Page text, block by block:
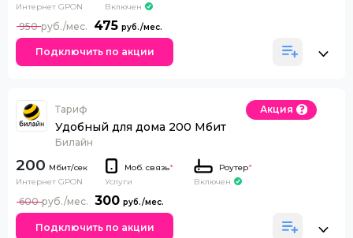
Интернет GPON
Включен
475
950
Подключить по акции
Тариф
Удобный для дома 200 Мбит
Билайн
Акция
200
Интернет GPON
Моб. связь*
Услуги
Роутер*
Включен
300
600
Подключить по акции